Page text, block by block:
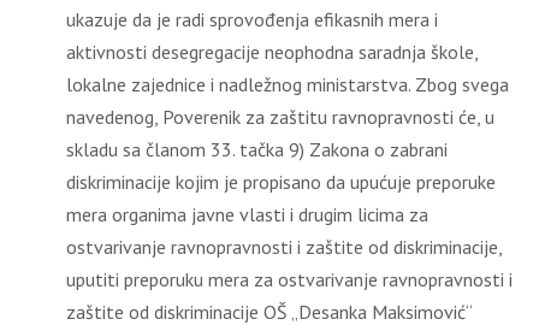
ukazuje da je radi sprovođenja efikasnih mera i
aktivnosti desegregacije neophodna saradnja škole,
lokalne zajednice i nadležnog ministarstva. Zbog svega
navedenog, Poverenik za zaštitu ravnopravnosti će, u
skladu sa članom 33. tačka 9) Zakona o zabrani
diskriminacije kojim je propisano da upućuje preporuke
mera organima javne vlasti i drugim licima za
ostvarivanje ravnopravnosti i zaštite od diskriminacije,
uputiti preporuku mera za ostvarivanje ravnopravnosti i
zaštite od diskriminacije OŠ „Desanka Maksimović“